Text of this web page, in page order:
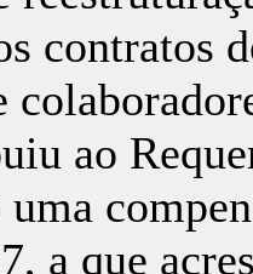
contratos
ao
uma
a que